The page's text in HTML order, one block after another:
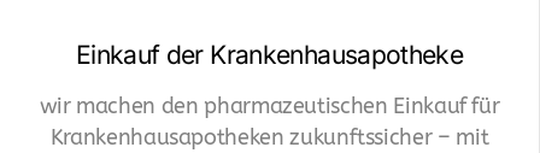
Einkauf der Krankenhausapotheke
wir machen den pharmazeutischen Einkauf für
Krankenhausapotheken zukunftssicher – mit
Business Developer